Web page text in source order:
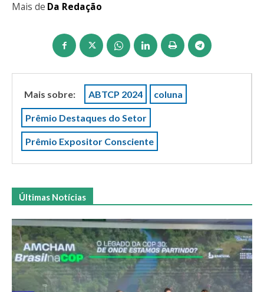
Mais de Da Redação
Mais sobre: ABTCP 2024 coluna
Prêmio Destaques do Setor
Prêmio Expositor Consciente
Últimas Notícias